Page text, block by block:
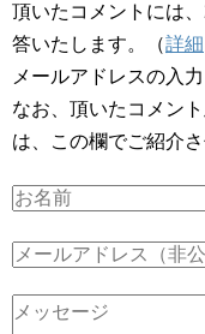
頂いたコメントには
答いたします。（詳細
メールアドレスの入
なお、頂いたコメン
は、この欄でご紹介